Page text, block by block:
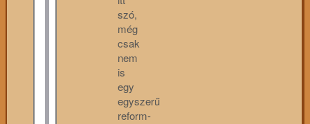
szó,
még
csak
nem
is
egy
egyszerű
reform-